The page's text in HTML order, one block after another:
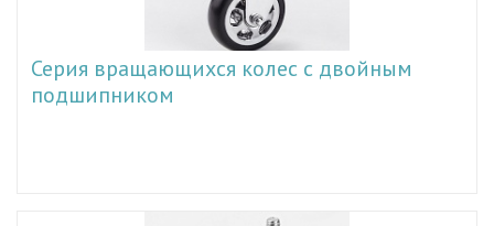
Серия вращающихся колес с двойным
подшипником